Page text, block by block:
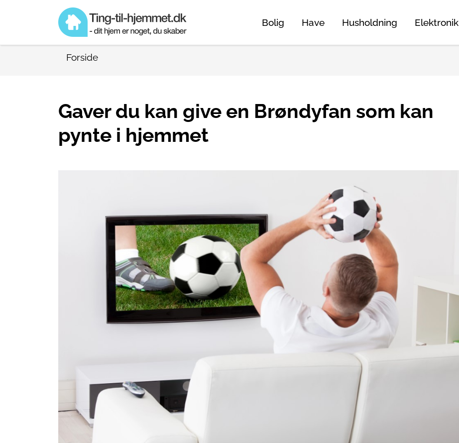
Bolig Have Husholdning Elektronik
Forside
Gaver du kan give en Brøndyfan som kan
pynte i hjemmet